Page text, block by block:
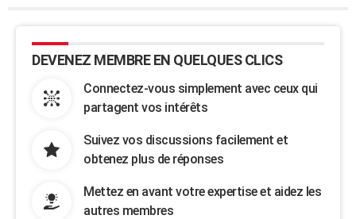
DEVENEZ MEMBRE EN QUELQUES CLICS
Connectez-vous simplement avec ceux qui
partagent vos intérêts
Suivez vos discussions facilement et
obtenez plus de réponses
Mettez en avant votre expertise et aidez les
autres membres